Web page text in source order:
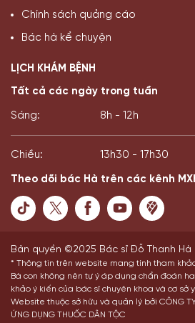
Chính sách quảng cáo
Bác hà kể chuyện
LỊCH KHÁM BỆNH
Tất cả các ngày trong tuần
Sáng: 8h - 12h
Chiều: 13h30 - 17h30
Theo dõi bác Hà trên các kênh
Bản quyền ©2025 Bác sĩ Đỗ Thanh Hà
* Thông tin trên website mang tính tham
Bà con không nên tự ý áp dụng chẩn đoán
khảo ý kiến của bác sĩ chuyên khoa và cơ sở
Website thuộc sở hữu và quản lý bởi CÔNG TY
ỨNG DỤNG THUỐC DÂN TỘC